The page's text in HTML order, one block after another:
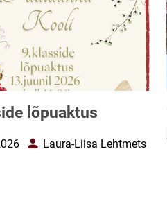
lõpuaktus
AutorLaura-Liisa Lehtmets